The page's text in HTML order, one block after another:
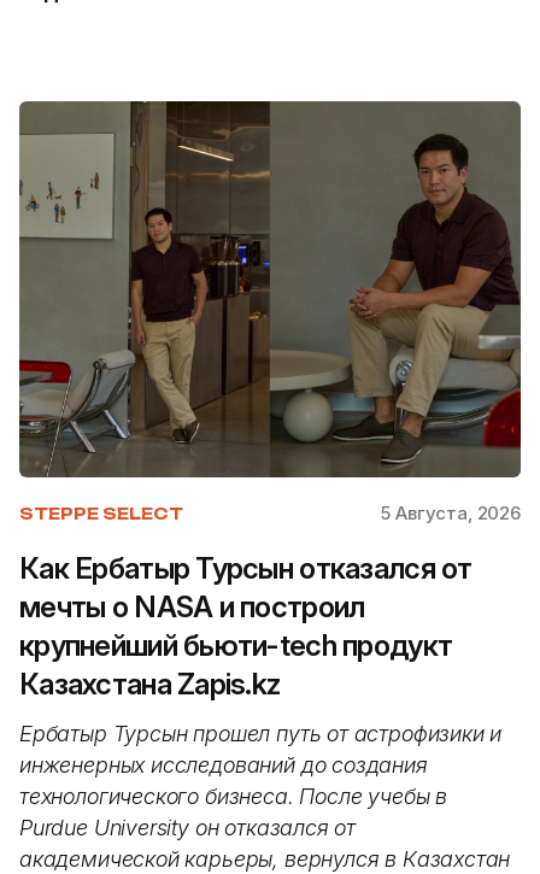
STEPPE SELECT 5 Августа, 2026
Как Ербатыр Турсын отказался от
мечты о NASA и построил
крупнейший бьюти-tech продукт
Казахстана Zapis.kz
Ербатыр Турсын прошел путь от астрофизики и
инженерных исследований до создания
технологического бизнеса. После учебы в
Purdue University он отказался от
академической карьеры, вернулся в Казахстан